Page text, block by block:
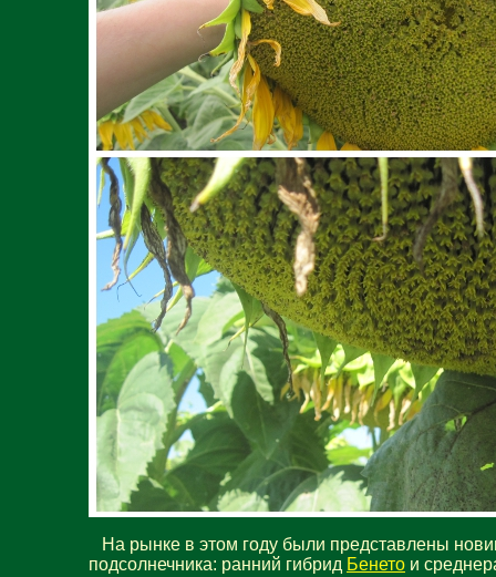
На рынке в этом году были представлены
подсолнечника: ранний гибрид Бенето и